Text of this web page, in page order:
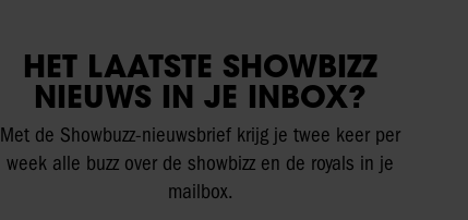
HET LAATSTE SHOWBIZZ
NIEUWS IN JE INBOX?
Met de Showbuzz-nieuwsbrief krijg je twee keer per
week alle buzz over de showbizz en de royals in je
mailbox.